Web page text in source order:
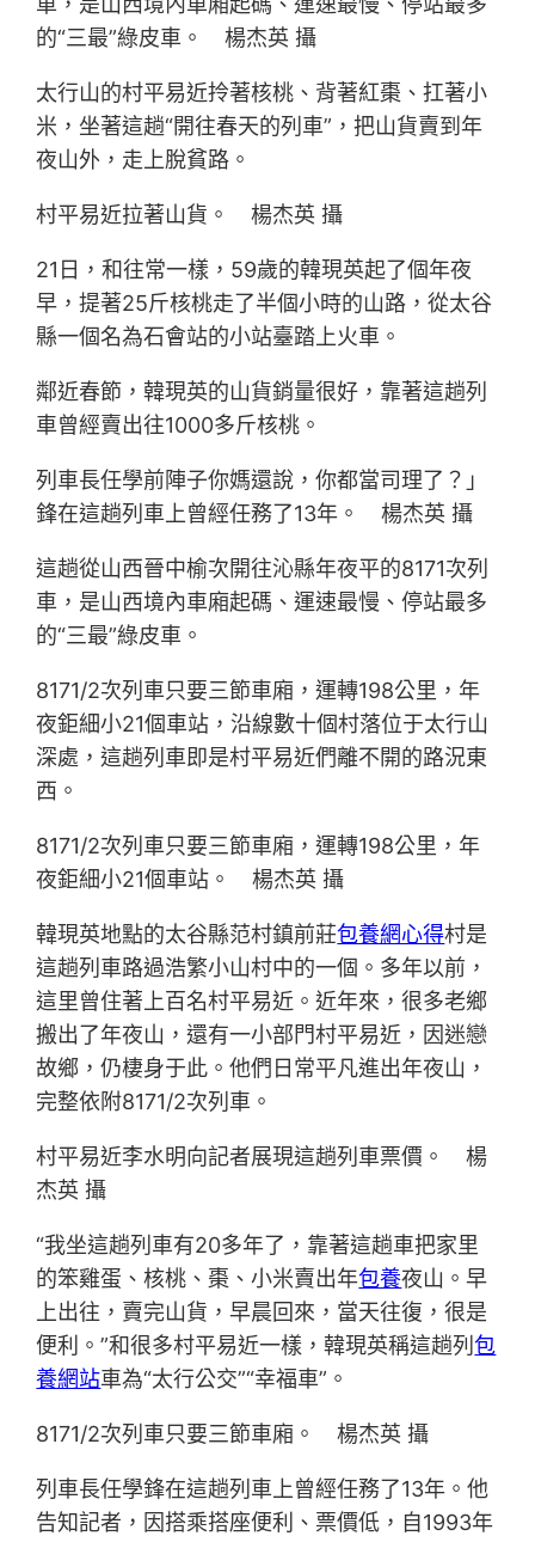
的“三最”綠皮車。 楊杰英 攝
太行山的村平易近拎著核桃、背著紅棗、扛著小
米，坐著這趟“開往春天的列車”，把山貨賣到年
夜山外，走上脫貧路。
村平易近拉著山貨。 楊杰英 攝
21日，和往常一樣，59歲的韓現英起了個年夜
早，提著25斤核桃走了半個小時的山路，從太谷
縣一個名為石會站的小站臺踏上火車。
鄰近春節，韓現英的山貨銷量很好，靠著這趟列
車曾經賣出往1000多斤核桃。
列車長任學前陣子你媽還說，你都當司理了？」
鋒在這趟列車上曾經任務了13年。 楊杰英 攝
這趟從山西晉中榆次開往沁縣年夜平的8171次列
車，是山西境內車廂起碼、運速最慢、停站最多
的“三最”綠皮車。
8171/2次列車只要三節車廂，運轉198公里，年
夜鉅細小21個車站，沿線數十個村落位于太行山
深處，這趟列車即是村平易近們離不開的路況東
西。
8171/2次列車只要三節車廂，運轉198公里，年
夜鉅細小21個車站。 楊杰英 攝
韓現英地點的太谷縣范村鎮前莊包養網心得村是
這趟列車路過浩繁小山村中的一個。多年以前，
這里曾住著上百名村平易近。近年來，很多老鄉
搬出了年夜山，還有一小部門村平易近，因迷戀
故鄉，仍棲身于此。他們日常平凡進出年夜山，
完整依附8171/2次列車。
村平易近李水明向記者展現這趟列車票價。 楊
杰英 攝
“我坐這趟列車有20多年了，靠著這趟車把家里
的笨雞蛋、核桃、棗、小米賣出年包養夜山。早
上出往，賣完山貨，早晨回來，當天往復，很是
便利。”和很多村平易近一樣，韓現英稱這趟列包
養網站車為“太行公交”“幸福車”。
8171/2次列車只要三節車廂。 楊杰英 攝
列車長任學鋒在這趟列車上曾經任務了13年。他
告知記者，因搭乘搭座便利、票價低，自1993年